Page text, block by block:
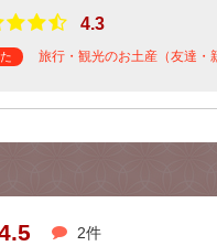
4.3
旅行・観光のお土産（友達・
2件